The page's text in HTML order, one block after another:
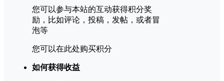
您可以参与本站的互动获得积分奖
励，比如评论，投稿，发帖，或者冒
泡等
您可以在此处购买积分
如何获得收益